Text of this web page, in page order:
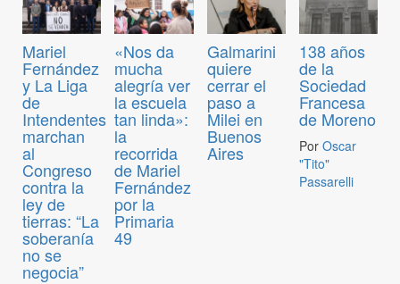
Mariel
Fernández
y La Liga
de
Intendentes
marchan
al
Congreso
contra la
ley de
tierras: “La
soberanía
no se
negocia”
«Nos da
mucha
alegría ver
la escuela
tan linda»:
la
recorrida
de Mariel
Fernández
por la
Primaria
49
Galmarini
quiere
cerrar el
paso a
Milei en
Buenos
Aires
138 años
de la
Sociedad
Francesa
de Moreno
Por Oscar
"Tito"
Passarelli